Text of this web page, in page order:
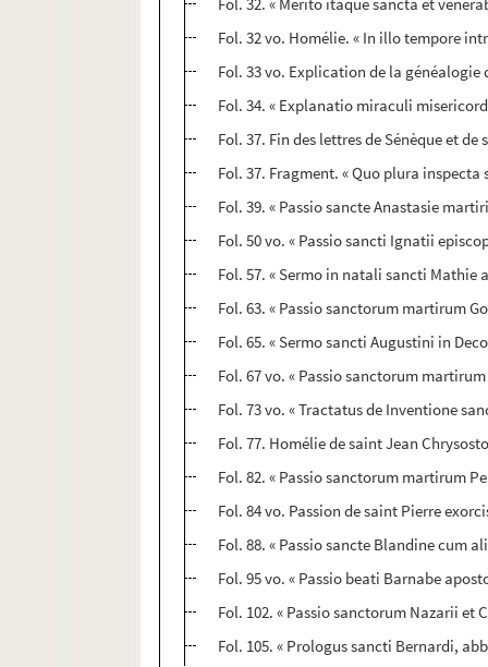
Fol. 32 vo. Homélie. « In illo tempore
Fol. 33 vo. Explication de la
Fol. 34. « Explanatio miraculi
Fol. 37. Fin des lettres de Sénèque et
Fol. 37. Fragment. « Quo plura
Fol. 39. « Passio sancte Anastasie
Fol. 50 vo. « Passio sancti Ignatii
Fol. 57. « Sermo in natali sancti Mathie
Fol. 63. « Passio sanctorum martirum
Fol. 65. « Sermo sancti Augustini in
Fol. 67 vo. « Passio sanctorum
Fol. 73 vo. « Tractatus de Inventione
Fol. 77. Homélie de saint Jean
Fol. 82. « Passio sanctorum martirum
Fol. 84 vo. Passion de saint Pierre
Fol. 88. « Passio sancte Blandine cum
Fol. 95 vo. « Passio beati Barnabe
Fol. 102. « Passio sanctorum Nazarii et
Fol. 105. « Prologus sancti Bernardi,